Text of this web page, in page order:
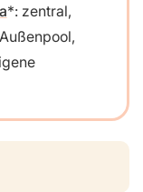
: zentral,